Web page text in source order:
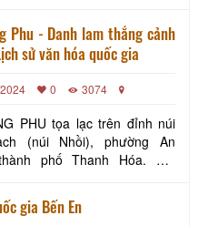
sử và danh lam thắng cảnh
tại thành phố Sầm Sơn tỉnh
Đây là kết quả sau hơn
nhằm tôn vin
Phu - Danh lam thắng cảnh
sử văn hóa quốc gia
0 3074
PHU tọa lạc trên đỉnh núi
(núi Nhồi), phường An
phố Thanh Hóa. Núi
tạo nên hình một người
quay mặt về phía biển
gia Bến En